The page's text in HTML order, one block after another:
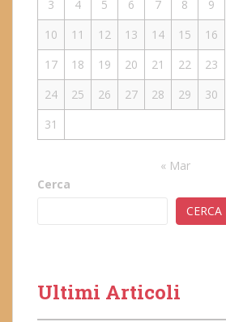
3 4 5 6 7 8
9
10
11 12 13 14 15
16
17
18 19 20 21 22
23
24
25 26 27 28 29
30
31
« Mar
Cerca
CERCA
Ultimi Articoli